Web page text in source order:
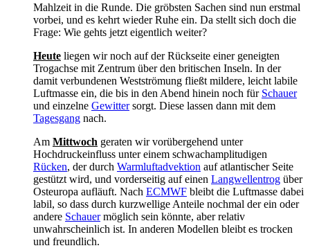
Mahlzeit in die Runde. Die gröbsten Sachen sind nun erstmal
vorbei, und es kehrt wieder Ruhe ein. Da stellt sich doch die
Frage: Wie gehts jetzt eigentlich weiter?
Heute liegen wir noch auf der Rückseite einer geneigten
Trogachse mit Zentrum über den britischen Inseln. In der
damit verbundenen Westströmung fließt mildere, leicht labile
Luftmasse ein, die bis in den Abend hinein noch für Schauer
und einzelne Gewittersorgt. Diese lassen dann mit dem
Tagesgang nach.
Am Mittwoch geraten wir vorübergehend unter
Hochdruckeinfluss unter einem schwachamplitudigen
Rücken, der durch Warmluftadvektion auf atlantischer Seite
gestützt wird, und vorderseitig auf einen Langwellentrog über
Osteuropa aufläuft. Nach ECMWF bleibt die Luftmasse dabei
labil, so dass durch kurzwellige Anteile nochmal der ein oder
andere Schauermöglich sein könnte, aber relativ
unwahrscheinlich ist. In anderen Modellen bleibt es trocken
und freundlich.